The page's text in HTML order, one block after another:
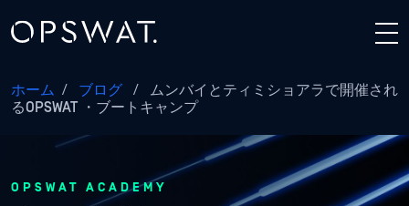
ホーム / ブログ /
ムンバイとティミショアラで開催され
るOPSWAT ・ブートキャンプ
OPSWAT ACADEMY